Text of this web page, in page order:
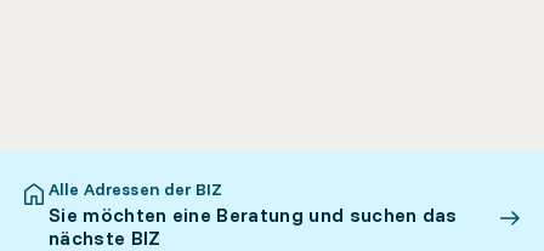
Alle Adressen der BIZ
Sie möchten eine Beratung und suchen das
nächste BIZ